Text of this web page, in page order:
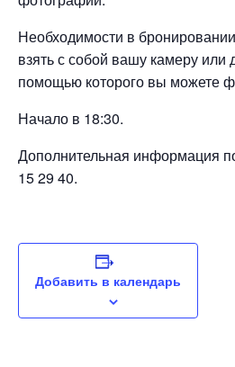
Необходимости в
взять с собой вашу камеру или
помощью которого вы можете
Начало в 18:30.
Дополнительная информация
15 29 40.
Добавить в календарь